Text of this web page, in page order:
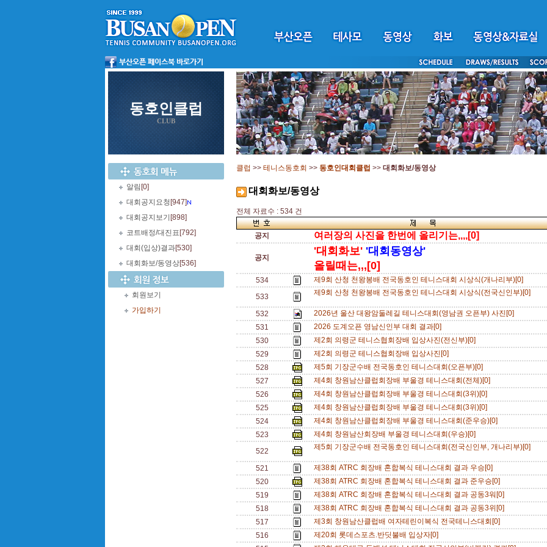
동호인클럽
CLUB
알림 [0]
대회공지요청 [947]
대회공지보기 [898]
코트배정/대진표 [792]
대회(입상)결과[530]
대회화보/동영상[536]
회원보기
가입하기
클럽 >> 테니스동호회 >> 동호인대회클럽 >> 대회화보/동영상
대회화보/동영상
전체 자료수 : 534 건
공지 여러장의 사진을 한번에 올리기는,,,,[0]
공지
'대회화보' '대회동영상'
올릴때는,,,[0]
534
제9회 산청 천왕봉배 전국동호인 테니스대회 시상식(개나리부)[0]
533
제9회 산청 천왕봉배 전국동호인 테니스대회 시상식(전국신인부)[0]
532
2026년 울산 대왕암둘레길 테니스대회(영남권 오픈부) 사진[0]
531
2026 도계오픈 영남신인부 대회 결과[0]
530
제2회 의령군 테니스협회장배 입상사진(전신부)[0]
529
제2회 의령군 테니스협회장배 입상사진[0]
528
제5회 기장군수배 전국동호인 테니스대회(오픈부)[0]
527
제4회 창원남산클럽회장배 부울경 테니스대회(전체)[0]
526
제4회 창원남산클럽회장배 부울경 테니스대회(3위)[0]
525
제4회 창원남산클럽회장배 부울경 테니스대회(3위)[0]
524
제4회 창원남산클럽회장배 부울경 테니스대회(준우승)[0]
523
제4회 창원남산회장배 부울경 테니스대회(우승)[0]
522
제5회 기장군수배 전국동호인 테니스대회(전국신인부, 개나리부)[0]
521
제38회 ATRC 회장배 혼합복식 테니스대회 결과 우승[0]
520
제38회 ATRC 회장배 혼합복식 테니스대회 결과 준우승[0]
519
제38회 ATRC 회장배 혼합복식 테니스대회 결과 공동3워[0]
518
제38회 ATRC 회장배 혼합복식 테니스대회 결과 공동3위[0]
517
제3회 창원남산클럽배 여자테린이복식 전국테니스대회[0]
516
제20회 롯데스포츠.반딧불배 입상자[0]